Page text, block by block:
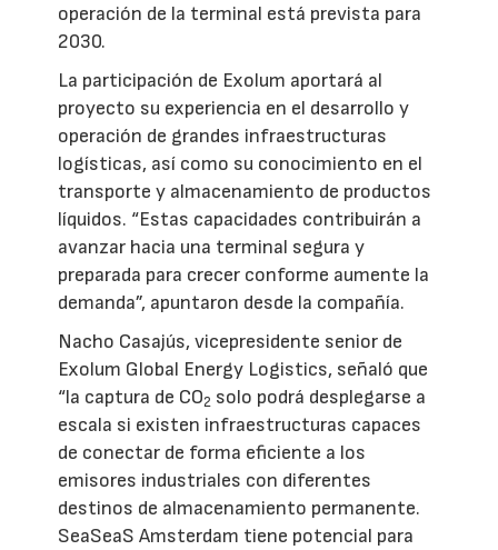
operación de la terminal está prevista para
2030.
La participación de Exolum aportará al
proyecto su experiencia en el desarrollo y
operación de grandes infraestructuras
logísticas, así como su conocimiento en el
transporte y almacenamiento de productos
líquidos. “Estas capacidades contribuirán a
avanzar hacia una terminal segura y
preparada para crecer conforme aumente la
demanda”, apuntaron desde la compañía.
Nacho Casajús, vicepresidente senior de
Exolum Global Energy Logistics, señaló que
“la captura de CO2 solo podrá desplegarse a
escala si existen infraestructuras capaces
de conectar de forma eficiente a los
emisores industriales con diferentes
destinos de almacenamiento permanente.
SeaSeaS Amsterdam tiene potencial para